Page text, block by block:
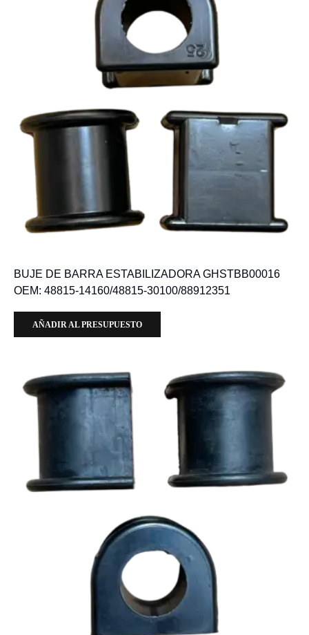
BUJE DE BARRA ESTABILIZADORA GHSTBB00016
OEM: 48815-14160/48815-30100/88912351
AÑADIR AL PRESUPUESTO